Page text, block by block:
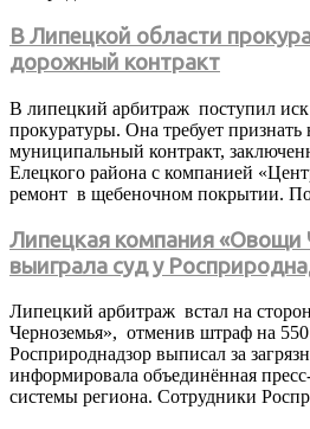
В Липецкой области
дорожный контракт
В липецкий арбитраж поступил иск
прокуратуры. Она требует
муниципальный контракт,
Елецкого района с компанией
ремонт в щебеночном покрытии.
Липецкая компания «Овощи
выиграла суд у
Липецкий арбитраж встал на
Черноземья», отменив штраф на
Росприроднадзор выписал за
информировала объединённая
системы региона. Сотрудники